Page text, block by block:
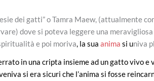
dei gatti” o Tamra Maew, (attualmente
dove si poteva leggere una
e poi moriva, la sua anima si univa
in una cripta insieme ad un gatto vivo e
si era sicuri che l’anima si fosse